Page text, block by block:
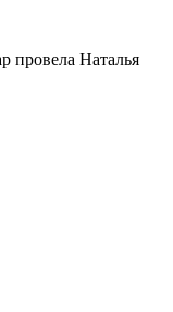
провела Наталья